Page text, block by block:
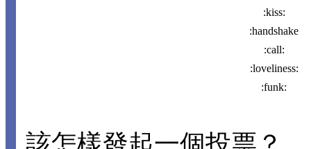
:kiss:
:handshake
:call:
:loveliness:
:funk: